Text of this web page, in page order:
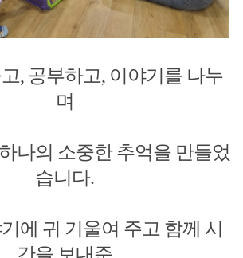
, 공부하고, 이야기를 나누
며
나의 소중한 추억을 만들었
습니다.
에 귀 기울여 주고 함께 시
간을 보내준